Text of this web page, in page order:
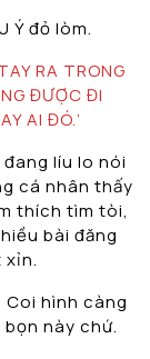
Ý đỏ lòm.
RA TRONG
ĐƯỢC ĐI
AI ĐÓ.’
líu lo nói
cá nhân thấy
thích tìm tòi,
bài đăng
xỉn.
Coi hình càng
này chứ.